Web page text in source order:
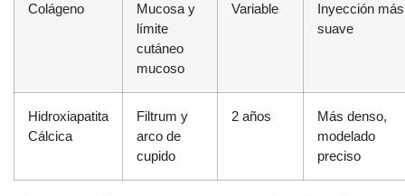
Colágeno
Mucosa y
límite
cutáneo
mucoso
Variable
Inyección más
suave
Hidroxiapatita
Cálcica
Filtrum y
arco de
cupido
2 años
Más denso,
modelado
preciso